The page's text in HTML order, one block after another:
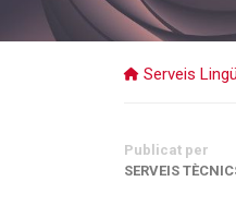
Serveis
Publicat per
SERVEIS